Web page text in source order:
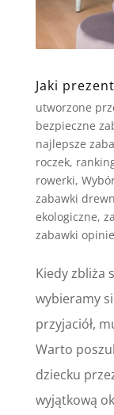
Jaki
utworzone
bezpieczne
najlepsze
roczek,
rowerki,
zabawki
ekologiczne,
zabawki opinie
Kiedy zbliża
wybieramy
przyjaciół,
Warto
dziecku
wyjątkową